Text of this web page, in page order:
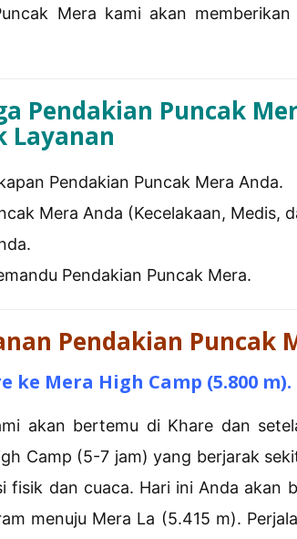
Mera kami akan
Pendakian Puncak
Layanan
Pendakian Puncak Mera Anda.
Mera Anda (Kecelakaan, Medis,
Pendakian Puncak Mera.
Pendakian Puncak
ke Mera High Camp (5.800 m).
akan bertemu di Khare dan
Camp (5-7 jam) yang berjarak
fisik dan cuaca. Hari ini Anda akan
menuju Mera La (5.415 m).